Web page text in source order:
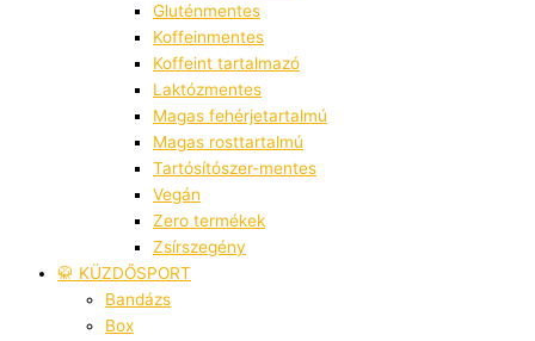
Gluténmentes
Koffeinmentes
Koffeint tartalmazó
Laktózmentes
Magas fehérjetartalmú
Magas rosttartalmú
Tartósítószer-mentes
Vegán
Zero termékek
Zsírszegény
🥋 KÜZDŐSPORT
Bandázs
Box